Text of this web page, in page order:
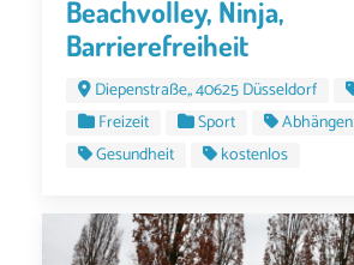
Beachvolley, Ninja,
Barrierefreiheit
Diepenstraße,, 40625 Düsseldorf
Freizeit
Sport
Abhängen
Gesundheit
kostenlos